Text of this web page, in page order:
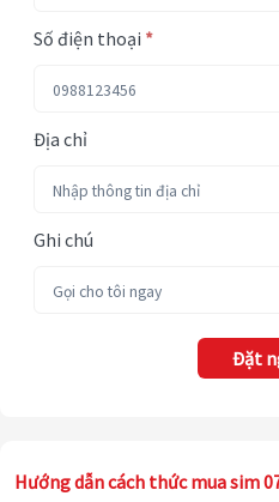
Số điện thoại *
Địa chỉ
Ghi chú
Đặt
Hướng dẫn cách thức mua sim